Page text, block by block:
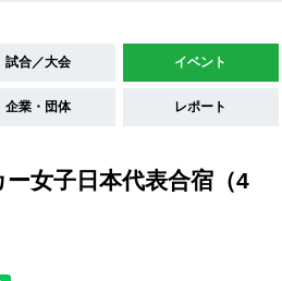
試合／大会 イベント
企業・団体 レポート
女子日本代表合宿（4